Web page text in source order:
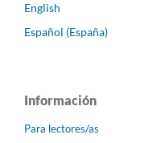
English
Español (España)
Información
Para lectores/as